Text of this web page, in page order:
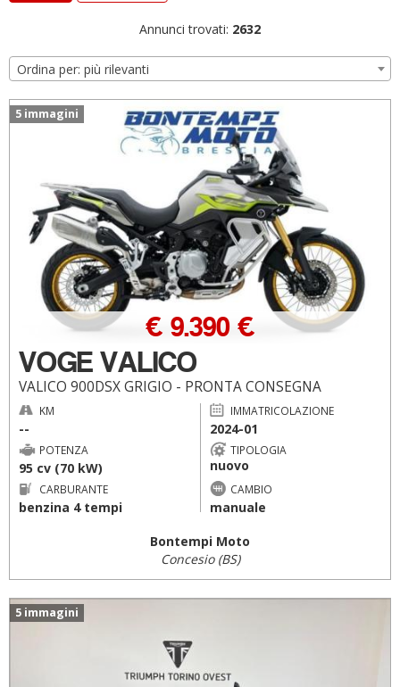
Annunci trovati: 2632
Ordina per: più rilevanti
5 immagini
VOGE VALICO
VALICO 900DSX GRIGIO - PRONTA CONSEGNA
€ 9.390 €
KM
--
IMMATRICOLAZIONE
2024-01
POTENZA
95 cv (70 kW)
TIPOLOGIA
nuovo
CARBURANTE
benzina 4 tempi
CAMBIO
manuale
Bontempi Moto
Concesio (BS)
5 immagini